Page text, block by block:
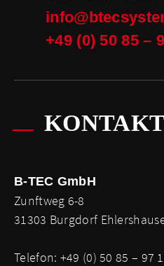
+49 (0) 50 85 –
B-TEC GmbH
Zunftweg 6-8
31303 Burgdorf
Telefon: +49 (0) 50 85 – 97